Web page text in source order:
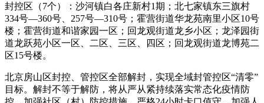
封控区（7个）：沙河镇白各庄新村1期；北七家镇东三旗村
334号—360号、257号—310号；霍营街道华龙苑南里小区10号
楼；霍营街道和谐家园一区；回龙观街道龙乡小区；龙泽园街
道龙跃苑小区一区、二区、三区、四区；回龙观街道龙博苑二
区15号楼。
北京房山区封控、管控区全部解封，实现全域封管控区“清零”
目标。解封不等于解防，将从严从紧持续落实常态化疫情防